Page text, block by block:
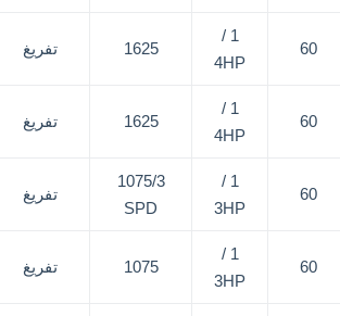
60
1 /
4HP
1625 تفريغ
60
1 /
4HP
1625 تفريغ
60
1 /
3HP
1075/3
SPD
تفريغ
60
1 /
3HP
1075 تفريغ